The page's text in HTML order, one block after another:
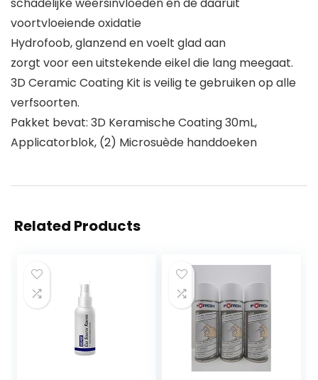
voortvloeiende oxidatie
Hydrofoob, glanzend en voelt glad aan
zorgt voor een uitstekende eikel die lang meegaat.
3D Ceramic Coating Kit is veilig te gebruiken op alle
verfsoorten.
Pakket bevat: 3D Keramische Coating 30mL,
Applicatorblok, (2) Microsuède handdoeken
Related Products